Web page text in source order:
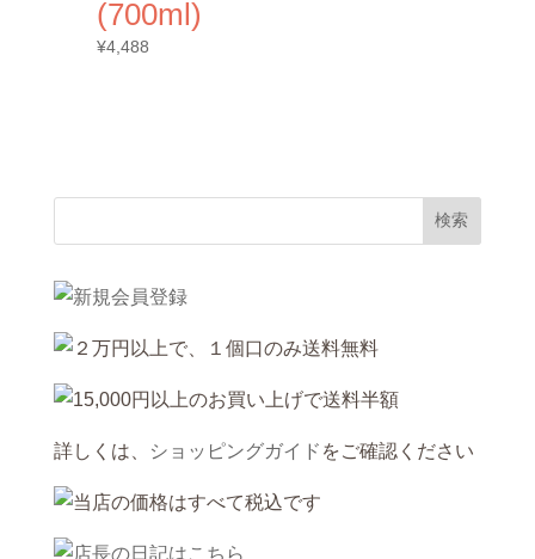
(700ml)
¥4,488
詳しくは、 ショッピングガイド をご確認ください